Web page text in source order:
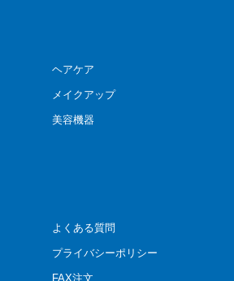
ヘアケア
メイクアップ
美容機器
よくある質問
プライバシーポリシー
FAX注文